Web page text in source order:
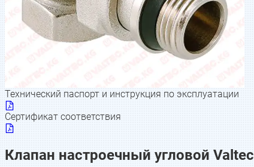
Технический паспорт и инструкция по эксплуатации
Сертификат соответствия
Клапан настроечный угловой Valtec